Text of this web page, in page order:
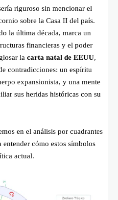
riguroso sin mencionar el
sobre la Casa II del país.
la última década, marca un
financieras y el poder
la carta natal de EEUU,
contradicciones: un espíritu
expansionista, y una mente
sus heridas históricas con su
en el análisis por cuadrantes
cómo estos símbolos
actual.